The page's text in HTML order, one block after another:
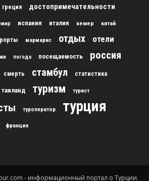
греция достопримечательности
испания италия кемер китай
мармарис отдых
отели
погода посещаемость россия
смерть стамбул статистика
таиланд туризм турист
туроператор турция
франция
- информационный портал о Турции.